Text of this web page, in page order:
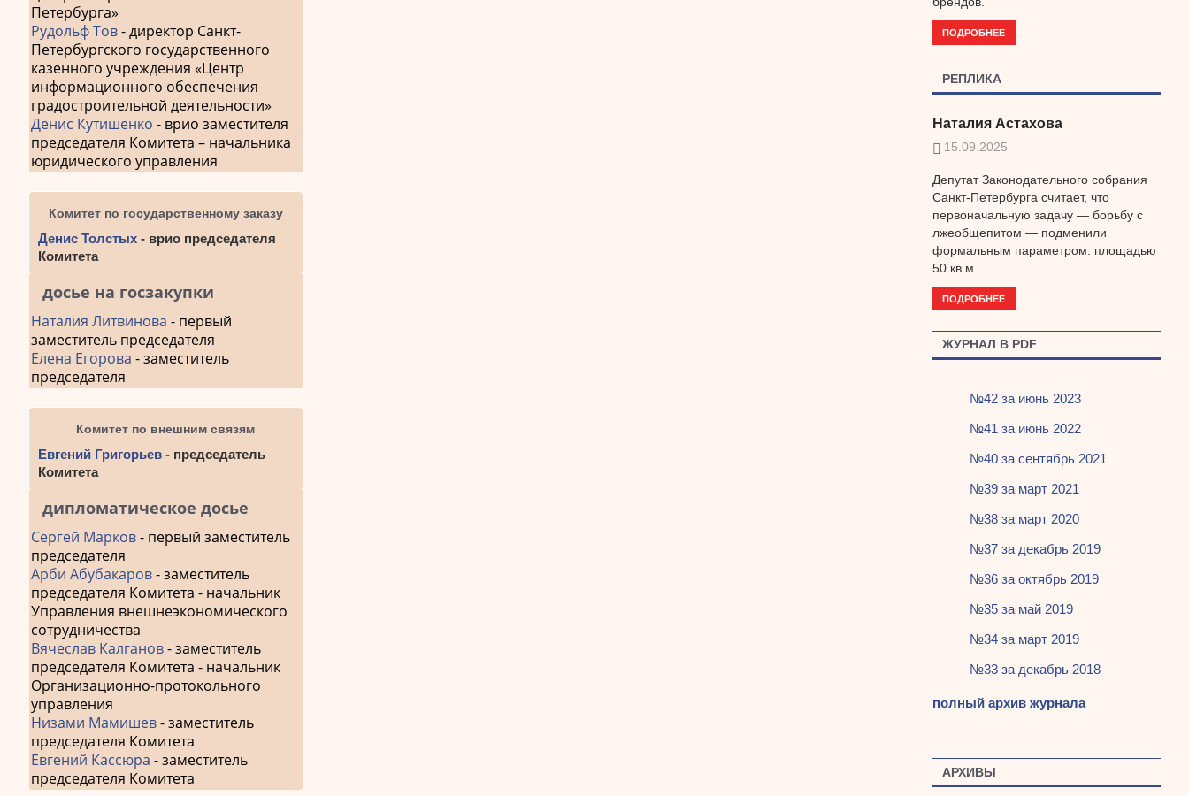
Петербурга»
Рудольф Тов- директор Санкт-
Петербургского государственного
казенного учреждения «Центр
информационного обеспечения
градостроительной деятельности»
Денис Кутишенко - врио заместителя
председателя Комитета – начальника
юридического управления
Комитет по государственному заказу
Денис Толстых - врио председателя
Комитета
досье на госзакупки
Наталия Литвинова - первый
заместитель председателя
Елена Егорова - заместитель
председателя
Комитет по внешним связям
Евгений Григорьев - председатель
Комитета
дипломатическое досье
Сергей Марков- первый заместитель
председателя
Арби Абубакаров- заместитель
председателя Комитета - начальник
Управления внешнеэкономического
сотрудничества
Вячеслав Калганов- заместитель
председателя Комитета - начальник
Организационно-протокольного
управления
Низами Мамишев- заместитель
председателя Комитета
Евгений Кассюра - заместитель
председателя Комитета
ПОДРОБНЕЕ
РЕПЛИКА
Наталия Астахова
15.09.2025
Депутат Законодательного собрания
Санкт-Петербурга считает, что
первоначальную задачу — борьбу с
лжеобщепитом — подменили
формальным параметром: площадью
50 кв.м.
ПОДРОБНЕЕ
ЖУРНАЛ В PDF
№42 за июнь 2023
№41 за июнь 2022
№40 за сентябрь 2021
№39 за март 2021
№38 за март 2020
№37 за декабрь 2019
№36 за октябрь 2019
№35 за май 2019
№34 за март 2019
№33 за декабрь 2018
полный архив журнала
АРХИВЫ